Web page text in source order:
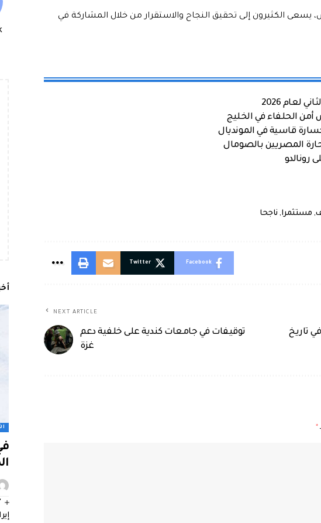
يسعى الكثيرون إلى تحقيق النجاح والاستقرار من خلال المشاركة في
لعام 2026
الحلفاء في الخليج
قاسية في المونديال
المصريين بالصومال
رونالدو
, مستثمرا, ناجحا
Facebook
Twitter
تاريخ
NEXT ARTICLE
توقيفات في جامعات كندية على خلفية دعم
غزة
*